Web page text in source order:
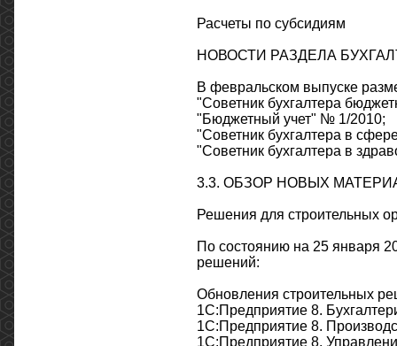
Расчеты по субсидиям
НОВОСТИ РАЗДЕЛА
В февральском выпуске
"Советник бухгалтера
"Бюджетный учет" № 1/2010;
"Советник бухгалтера в
"Советник бухгалтера в
3.3. ОБЗОР НОВЫХ
Решения для строительных
По состоянию на 25 января
решений:
Обновления строительных
1С:Предприятие 8.
1С:Предприятие 8.
1С:Предприятие 8.